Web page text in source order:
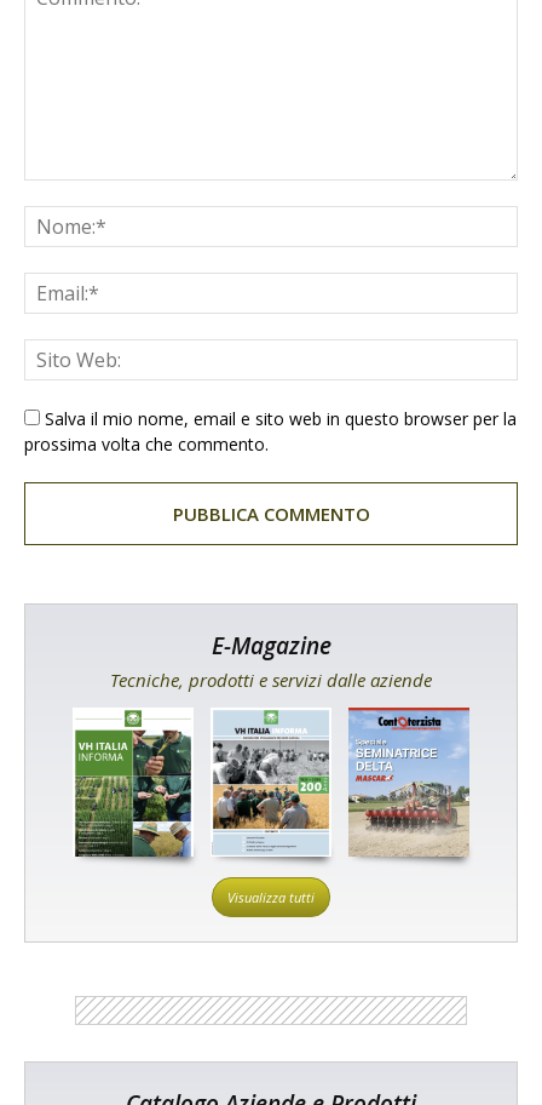
Salva il mio nome, email e sito web in questo browser per la
prossima volta che commento.
E-Magazine
Tecniche, prodotti e servizi dalle aziende
Visualizza tutti